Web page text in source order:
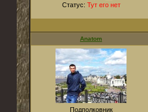
Статус: Тут его нет
Anatom
Подполковник